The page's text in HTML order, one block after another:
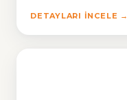
DETAYLARI İNCELE →